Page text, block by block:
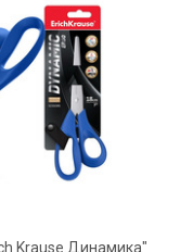
Krause.Динамика"